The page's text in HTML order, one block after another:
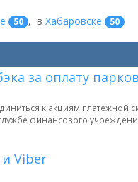
50 , в Хабаровске 50
за оплату
к акциям платежной
финансового
Viber